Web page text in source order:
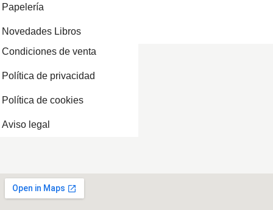
Papelería
Novedades Libros
Condiciones de venta
Política de privacidad
Política de cookies
Aviso legal